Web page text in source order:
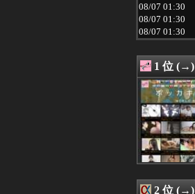
08/07 01:30
08/07 01:30
08/07 01:30
08/07 01:17
08/07 01:15
08/07 01:15
08/07 01:12
08/07 01:12
08/07 01:10
08/07 01:09
08/07 01:09
08/07 01:09
08/07 01:05
1 位 (→)
2 位 (→)